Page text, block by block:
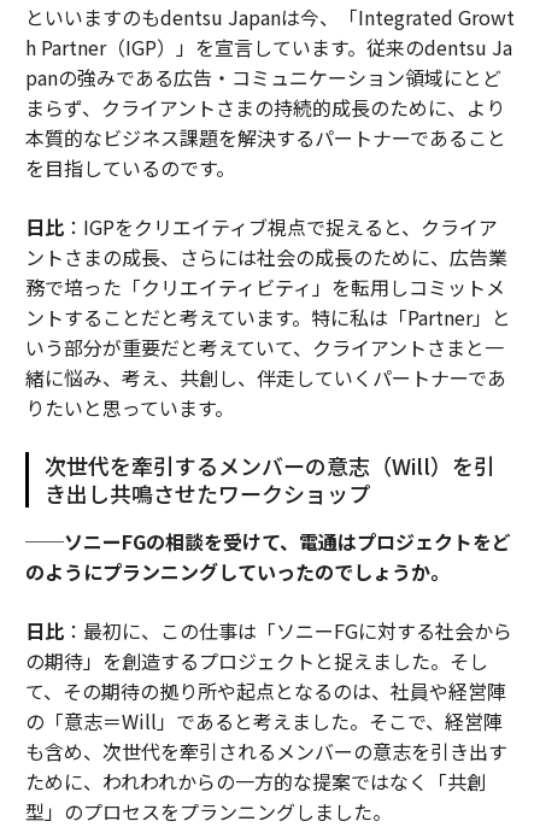
といいますのもdentsu Japanは今、「Integrated Growt
h Partner（IGP）」を宣言しています。従来のdentsu Ja
panの強みである広告・コミュニケーション領域にとど
まらず、クライアントさまの持続的成長のために、より
本質的なビジネス課題を解決するパートナーであること
を目指しているのです。
日比：IGPをクリエイティブ視点で捉えると、クライア
ントさまの成長、さらには社会の成長のために、広告業
務で培った「クリエイティビティ」を転用しコミットメ
ントすることだと考えています。特に私は「Partner」と
いう部分が重要だと考えていて、クライアントさまと一
緒に悩み、考え、共創し、伴走していくパートナーであ
りたいと思っています。
次世代を牽引するメンバーの意志（Will）を引
き出し共鳴させたワークショップ
──ソニーFGの相談を受けて、電通はプロジェクトをど
のようにプランニングしていったのでしょうか。
日比：最初に、この仕事は「ソニーFGに対する社会から
の期待」を創造するプロジェクトと捉えました。そし
て、その期待の拠り所や起点となるのは、社員や経営陣
の「意志＝Will」であると考えました。そこで、経営陣
も含め、次世代を牽引されるメンバーの意志を引き出す
ために、われわれからの一方的な提案ではなく「共創
型」のプロセスをプランニングしました。